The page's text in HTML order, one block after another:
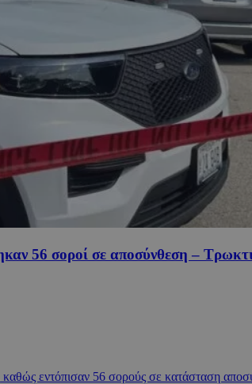
56 σοροί σε αποσύνθεση –
εντόπισαν 56 σορούς σε κατάσταση